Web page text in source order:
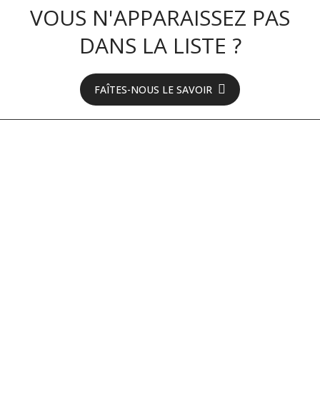
VOUS N'APPARAISSEZ PAS
DANS LA LISTE ?
FAÎTES-NOUS LE SAVOIR